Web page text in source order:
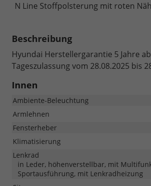
N Line Stoffpolsterung mit roten
Beschreibung
Hyundai Herstellergarantie 5 Jahre ab
Tageszulassung vom 28.08.2025 bis
Innen
Ambiente-Beleuchtung
Armlehnen
Fensterheber
Klimatisierung
Lenkrad
in Leder, höhenverstellbar, mit
Sportausführung, mit Lenkradheizung